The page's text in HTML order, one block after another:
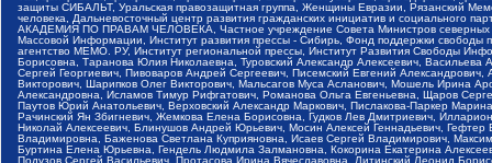
защиты СИБАЛЬТ, Уральская правозащитная группа, Женщины Евразии, Рязанский
человека, Дальневосточный центр развития гражданских инициатив и социального
АКАДЕМИЯ ПО ПРАВАМ ЧЕЛОВЕКА, Частное учреждение Совета Министров северных
Массовой Информации, Институт развития прессы - Сибирь, Фонд поддержки
агентство МЕМО. РУ, Институт региональной прессы, Институт Развития Свободы
Борисовна, Таранова Юлия Николаевна, Туровский Александр Алексеевич,
Сергей Георгиевич, Пивоваров Андрей Сергеевич, Писемский Евгений
Викторович, Шарипков Олег Викторович, Мальсагов Муса Асланович, Мошель Ирина
Александровна, Исламов Тимур Рифгатович, Романова Ольга Евгеньевна, Щаров
Паутов Юрий Анатольевич, Верховский Александр Маркович, Пислакова-Паркер
Рачинский Ян Збигневич, Жемкова Елена Борисовна, Гудков Лев Дмитриевич,
Николай Алексеевич, Блинушов Андрей Юрьевич, Мосин Алексей Геннадьевич,
Владимировна, Баженова Светлана Куприяновна, Исаев Сергей Владимирович,
Буртина Елена Юрьевна, Гендель Людмила Залмановна, Кокорина Екатерина
Подузов Сергей Васильевич, Протасова Ирина Вячеславовна, Литинский Леонид